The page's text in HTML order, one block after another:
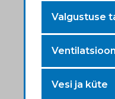
Valgustuse
Ventilatsioon
Vesi ja küte